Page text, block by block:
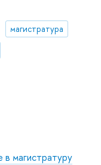
магистратура
в магистратуру